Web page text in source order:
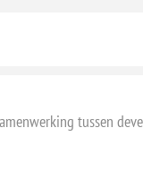
tussen